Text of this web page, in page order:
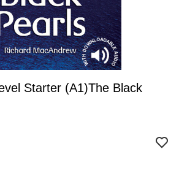
Starter (A1)The Black